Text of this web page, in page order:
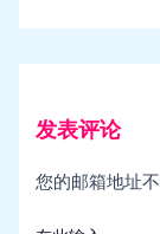
发表评论
您的邮箱地址不